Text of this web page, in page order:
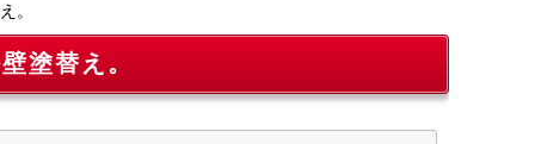
。
塗替え。